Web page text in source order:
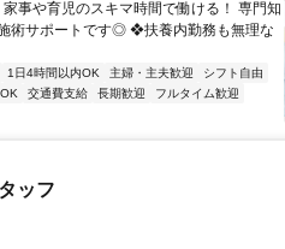
事や育児のスキマ時間で働ける！ 専門知
術サポートです◎ ❖扶養内勤務も無理な
1日4時間以内OK 主婦・主夫歓迎
シフト自由
交通費支給 長期歓迎
フルタイム歓迎
ッフ